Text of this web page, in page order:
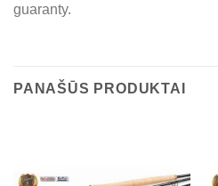
guaranty.
PANAŠŪS PRODUKTAI